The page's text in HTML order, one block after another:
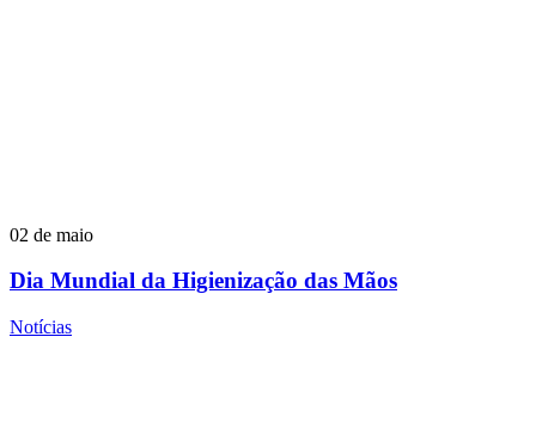
02 de maio
Dia Mundial da Higienização das Mãos
Notícias